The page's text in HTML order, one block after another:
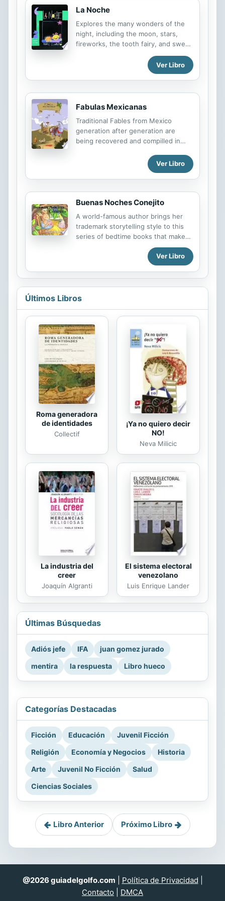
creativity to cope.
La Noche
Explores the many wonders of the
night, including the moon, stars,
fireworks, the tooth fairy, and sweet
Ver Libro
Fabulas Mexicanas
Traditional Fables from Mexico
generation after generation are
being recovered and compilled in
Ver Libro
Buenas Noches Conejito
A world-famous author brings her
trademark storytelling style to this
series of bedtime books that make
children feel better about going to
bed. The endearing Bunny and Bear
are brought to life with beautiful
illustrations that help children follow
their adventures. La famosa escritora
de libros para niños, Margaret Wise
narrativo a esta colección de libros
que preparan a los niños para la hora
de dormir. Los simpáticos Oso y
Conejito son traídos a la vida con
hermosas ilustraciones de sus
aventuras.
Ver Libro
Últimos Libros
Roma generadora
de identidades
Collectif
¡Ya no quiero decir
NO!
Neva Milicic
La industria del
creer
Joaquín Algranti
El sistema electoral
venezolano
Luis Enrique Lander
Últimas Búsquedas
Adiós jefe IFA
juan gomez jurado
mentira
la respuesta Libro hueco
Categorías Destacadas
Ficción Educación
Juvenil Ficción
Religión
Economía y Negocios
Historia
Arte
Juvenil No Ficción
Salud
Ciencias Sociales
Libro Anterior Próximo Libro
@2026 guiadelgolfo.com Política de Privacidad
Contacto
DMCA